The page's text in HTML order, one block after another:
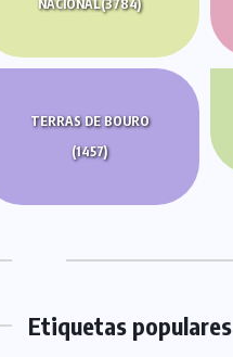
NACIONAL(3784)
TERRAS DE BOURO
(1457)
Etiquetas populares